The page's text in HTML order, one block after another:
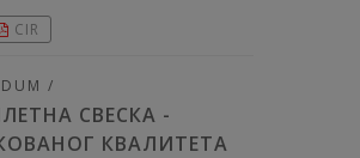
CIR
/
СВЕСКА -
КВАЛИТЕТА